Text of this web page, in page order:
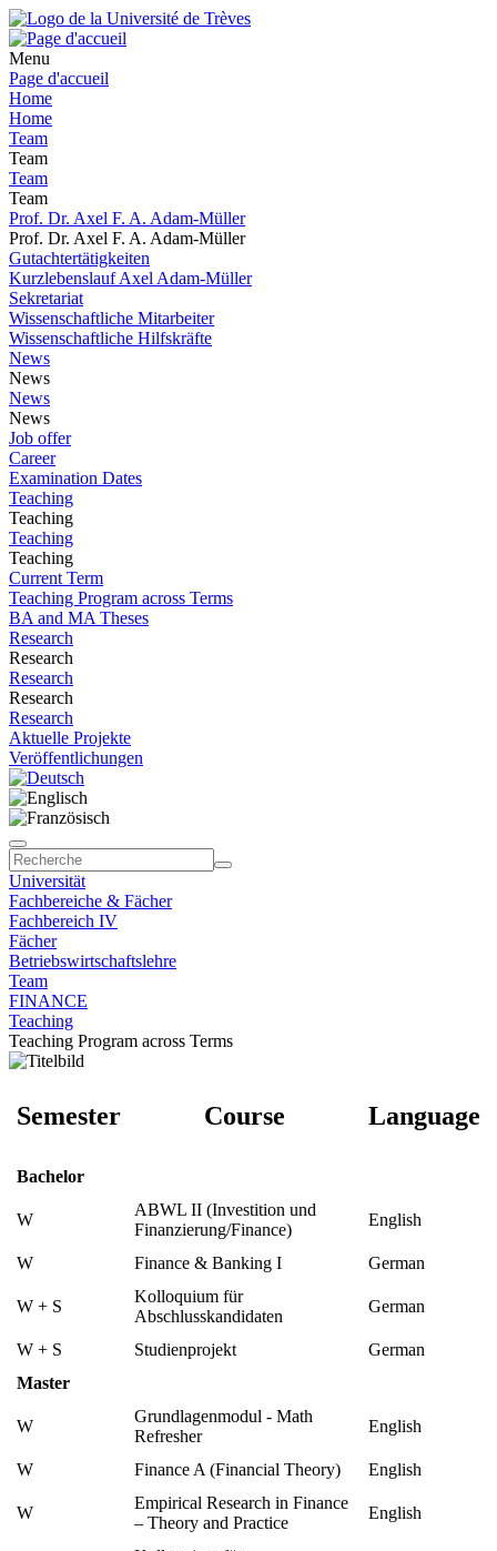
Menu
Page d'accueil
Home
Home
Team
Team
Team
Team
Prof. Dr. Axel F. A. Adam-Müller
Prof. Dr. Axel F. A. Adam-Müller
Gutachtertätigkeiten
Kurzlebenslauf Axel Adam-Müller
Sekretariat
Wissenschaftliche Mitarbeiter
Wissenschaftliche Hilfskräfte
News
News
News
News
Job offer
Career
Examination Dates
Teaching
Teaching
Teaching
Teaching
Current Term
Teaching Program across Terms
BA and MA Theses
Research
Research
Research
Research
Research
Aktuelle Projekte
Veröffentlichungen
Universität
Fachbereiche & Fächer
Fachbereich IV
Fächer
Betriebswirtschaftslehre
Team
FINANCE
Teaching
Teaching Program across Terms
Semester Course Language
Bachelor
W
ABWL II (Investition und
Finanzierung/Finance)
English
W Finance & Banking I German
W + S
Kolloquium für
Abschlusskandidaten
German
W + S Studienprojekt
German
Master
W
Grundlagenmodul - Math
Refresher
English
W Finance A (Financial Theory) English
W
Empirical Research in Finance
– Theory and Practice
English